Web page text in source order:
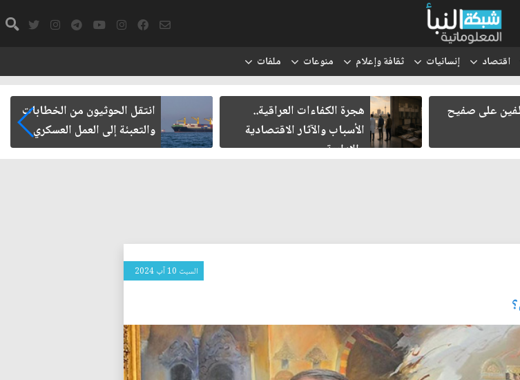
اقتصاد إنسانيات ثقافة وإعلام منوعات ملفات
على صفيح
هجرة الكفاءات العراقية..
الأسباب والآثار الاقتصادية
والإدارية
انتقل الحوثيون من الخطابات
والتعبئة إلى العمل العسكري
السبت 10 آب 2024